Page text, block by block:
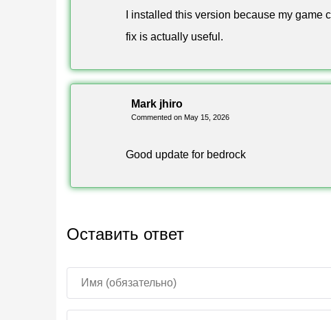
I installed this version because my game
fix is actually useful.
Mark jhiro
Commented on May 15, 2026
Good update for bedrock
Оставить ответ